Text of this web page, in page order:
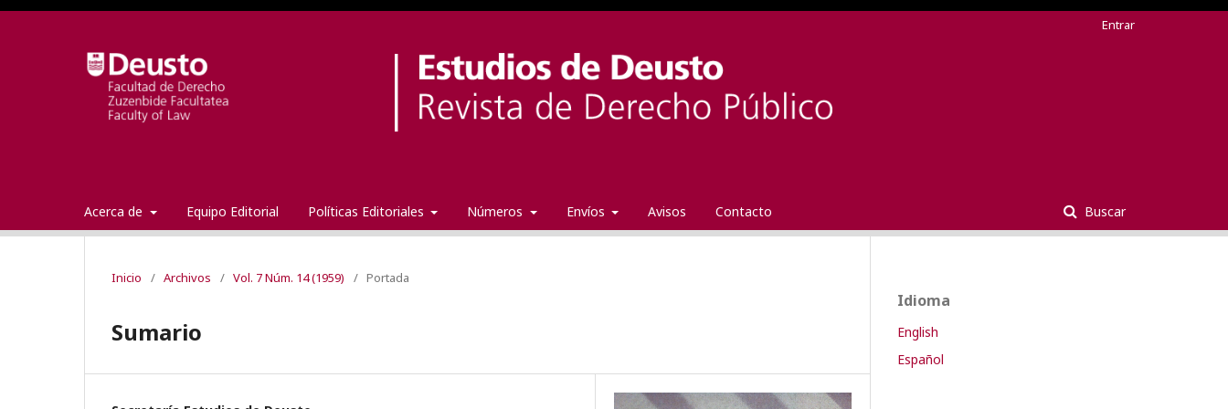
Acerca de Equipo Editorial Políticas Editoriales Números Envíos Avisos Contacto Buscar
Entrar
Inicio / Archivos / Vol. 7 Núm. 14 (1959) / Portada
Sumario
Idioma
English
Español